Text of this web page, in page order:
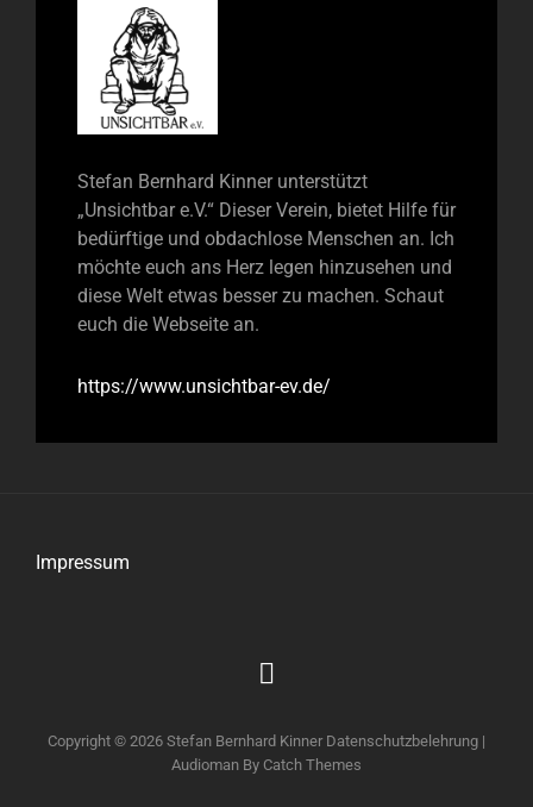
Stefan Bernhard Kinner unterstützt
„Unsichtbar e.V.“ Dieser Verein, bietet Hilfe für
bedürftige und obdachlose Menschen an. Ich
möchte euch ans Herz legen hinzusehen und
diese Welt etwas besser zu machen. Schaut
euch die Webseite an.
https://www.unsichtbar-ev.de/
Impressum
Copyright © 2026 Stefan Bernhard Kinner Datenschutzbelehrung |
Audioman By Catch Themes